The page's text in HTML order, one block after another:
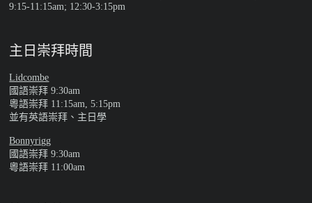
9:15-11:15am; 12:30-3:15pm
主日崇拜時間
Lidcombe
國語崇拜 9:30am
粵語崇拜 11:15am, 5:15pm
並有英語崇拜、主日學
Bonnyrigg
國語崇拜 9:30am
粵語崇拜 11:00am